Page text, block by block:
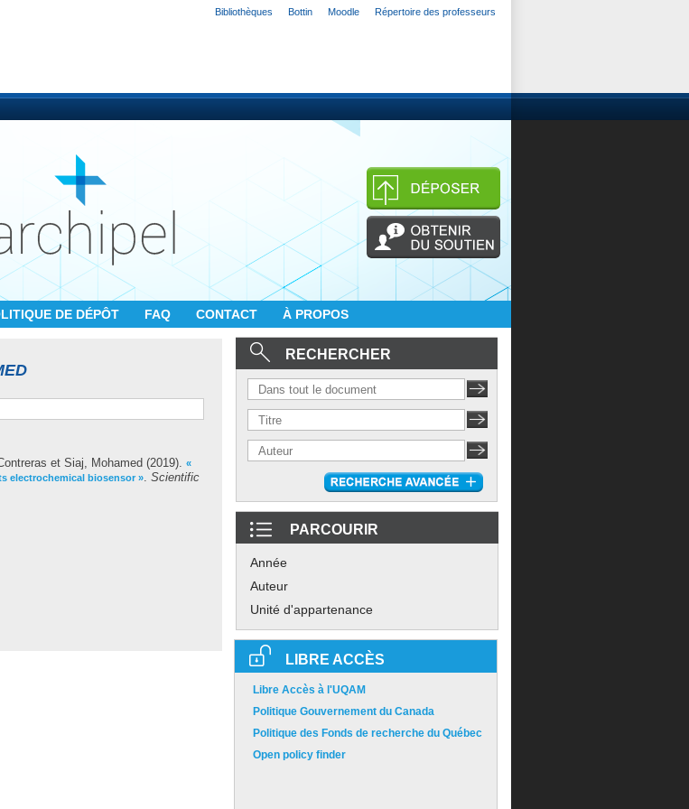
Bibliothèques Bottin Moodle Répertoire des professeurs
DE DÉPÔT FAQ CONTACT À PROPOS
et Siaj, Mohamed (2019). «
electrochemical biosensor ». Scientific
RECHERCHER
PARCOURIR
Année
Auteur
Unité d'appartenance
LIBRE ACCÈS
Libre Accès à l'UQAM
Politique Gouvernement du Canada
Politique des Fonds de recherche du Québec
Open policy finder